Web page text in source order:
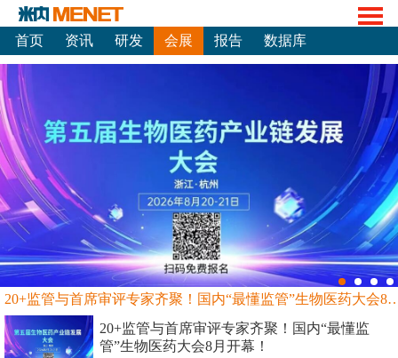
首页 资讯 研发 会展 报告 数据库
20+监管与首席审评专家齐聚！国内“最
20+监管与首席审评专家齐聚！国内“最懂监
管”生物医药大会8月开幕！